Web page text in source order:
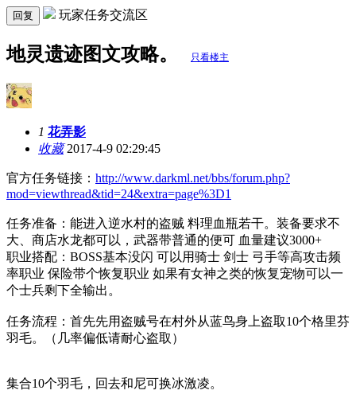
回复 玩家任务交流区
地灵遗迹图文攻略。 只看楼主
1 花弄影
收藏2017-4-9 02:29:45
官方任务链接： http://www.darkml.net/bbs/forum.php?
mod=viewthread&tid=24&extra=page%3D1
任务准备：能进入逆水村的盗贼 料理血瓶若干。装备要求不
大、商店水龙都可以，武器带普通的便可 血量建议3000+
职业搭配：BOSS基本没闪 可以用骑士 剑士 弓手等高攻击频
率职业 保险带个恢复职业 如果有女神之类的恢复宠物可以一
个士兵剩下全输出。
任务流程：首先先用盗贼号在村外从蓝鸟身上盗取10个格里芬
羽毛。（几率偏低请耐心盗取）
集合10个羽毛，回去和尼可换冰激凌。